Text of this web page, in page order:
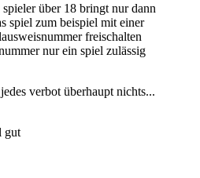
über 18 bringt nur dann
spiel zum beispiel mit einer
freischalten
nur ein spiel zulässig
verbot überhaupt nichts...
gut